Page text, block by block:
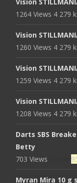
1264 Views 4 279
Vision
1260 Views 4 279
Vision
1259 Views 4 279
Vision
1208 Views 4 279
Darts SBS
Betty
703 Views
Myran Mira 10 g